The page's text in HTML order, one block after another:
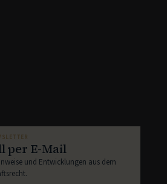
per E-Mail
und Entwicklungen aus dem